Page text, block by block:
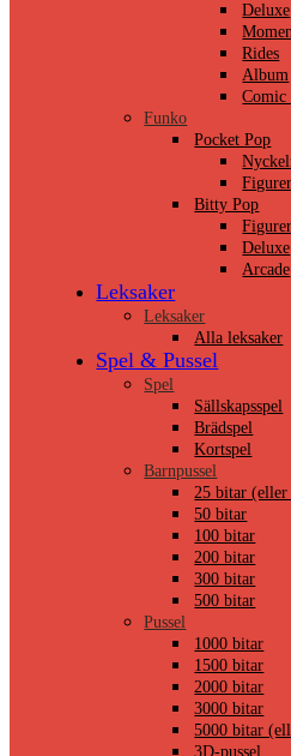
Deluxe
Rides
Album
Comic
Funko
Pocket Pop
Figurer
Bitty Pop
Figurer
Deluxe
Arcade
Leksaker
Leksaker
Alla leksaker
Spel & Pussel
Spel
Sällskapsspel
Brädspel
Kortspel
Barnpussel
25 bitar (eller
50 bitar
100 bitar
200 bitar
300 bitar
500 bitar
Pussel
1000 bitar
1500 bitar
2000 bitar
3000 bitar
5000 bitar
3D-pussel